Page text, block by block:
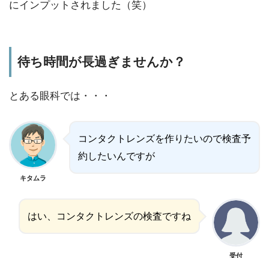
にインプットされました（笑）
待ち時間が長過ぎませんか？
とある眼科では・・・
キタムラ
コンタクトレンズを作りたいので検査予
約したいんですが
はい、コンタクトレンズの検査ですね
受付